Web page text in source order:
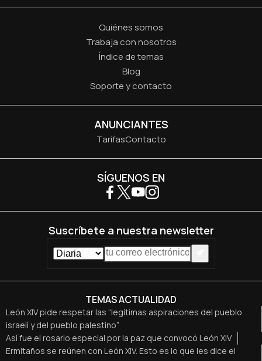
Quiénes somos
Trabaja con nosotros
Índice de temas
Blog
Soporte y contacto
ANUNCIANTES
TarifasContacto
TEMAS ACTUALIDAD
León XIV pide respetar las “legítimas aspiraciones del pueblo
israelí y del pueblo palestino”
Así fue el rosario especial por la paz que convocó León XIV
Ermitaños se reúnen con León XIV. Esto es lo que les dice el
SÍGUENOS EN
Suscríbete a nuestra newsletter